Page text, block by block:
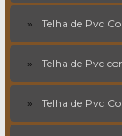
Telha de Pvc
Telha de Pvc
Telha de Pvc